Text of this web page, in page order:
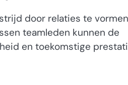
door relaties te
teamleden kunnen de
en toekomstige